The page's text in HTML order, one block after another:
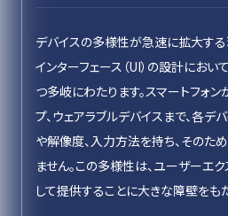
デバイスの多様性が急速に拡大す
インターフェース（UI）の設計にお
つ多岐にわたります。スマートフォン
プ、ウェアラブルデバイスまで、各
や解像度、入力方法を持ち、そのた
ません。この多様性は、ユーザーエク
して提供することに大きな障壁をも